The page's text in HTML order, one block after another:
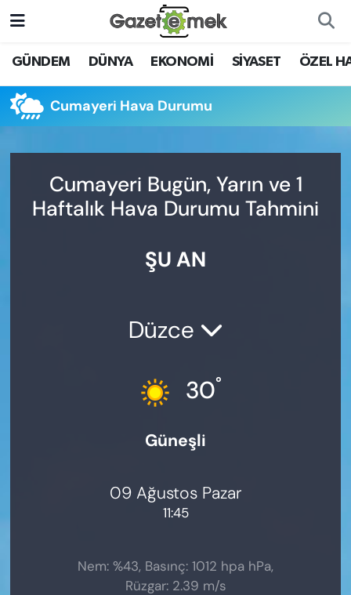
GÜNDEM DÜNYA EKONOMİ SİYASET ÖZEL
Cumayeri Hava Durumu
Cumayeri Bugün, Yarın ve 1
Haftalık Hava Durumu Tahmini
ŞU AN
Düzce
30°
Güneşli
09 Ağustos Pazar
11:45
Nem: %43, Basınç: 1012 hpa hPa,
Rüzgar: 2.39 m/s
DÜNYA
EKONOMİ
YENİ MEDYADA EMEK
GAZETECİLİĞİNİ GELİŞTİRMEK
ÖZEL HABER
Nöbetçi Eczaneler
Hava Durumu
Trafik Durumu
Süper Lig Puan Durumu ve Fikstür